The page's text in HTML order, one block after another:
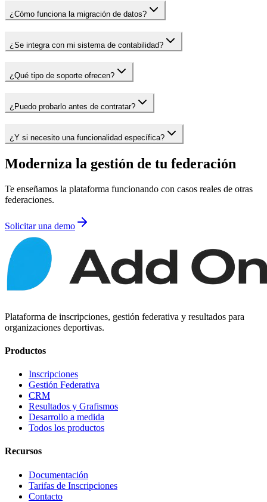
¿Cómo funciona la migración de datos?
¿Se integra con mi sistema de contabilidad?
¿Qué tipo de soporte ofrecen?
¿Puedo probarlo antes de contratar?
¿Y si necesito una funcionalidad específica?
Moderniza la gestión de tu federación
Te enseñamos la plataforma funcionando con casos reales de otras
federaciones.
Solicitar una demo
Plataforma de inscripciones, gestión federativa y resultados para
organizaciones deportivas.
Productos
Inscripciones
Gestión Federativa
CRM
Resultados y Grafismos
Desarrollo a medida
Todos los productos
Recursos
Documentación
Tarifas de Inscripciones
Contacto